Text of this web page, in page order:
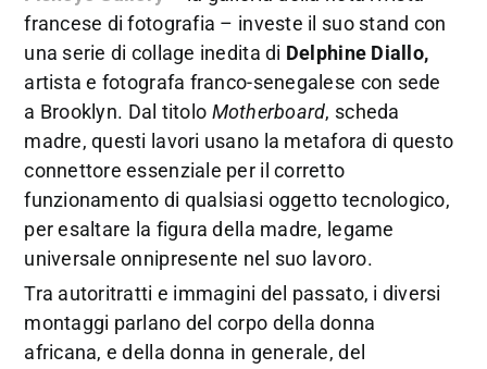
francese di fotografia – investe il suo stand con
una serie di collage inedita di Delphine Diallo,
artista e fotografa franco-senegalese con sede
a Brooklyn. Dal titolo Motherboard, scheda
madre, questi lavori usano la metafora di questo
connettore essenziale per il corretto
funzionamento di qualsiasi oggetto tecnologico,
per esaltare la figura della madre, legame
universale onnipresente nel suo lavoro.
Tra autoritratti e immagini del passato, i diversi
montaggi parlano del corpo della donna
africana, e della donna in generale, del